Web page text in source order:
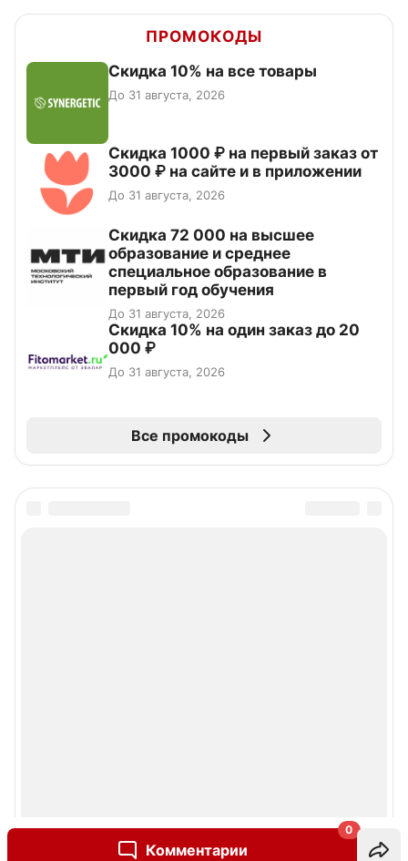
Комментарии
0
ПРОМОКОДЫ
Скидка 10% на все товары
До 31 августа, 2026
Скидка 1000 ₽ на первый заказ от
3000 ₽ на сайте и в приложении
До 31 августа, 2026
Скидка 72 000 на высшее
образование и среднее
специальное образование в
первый год обучения
До 31 августа, 2026
Скидка 10% на один заказ до 20
000 ₽
До 31 августа, 2026
Все промокоды